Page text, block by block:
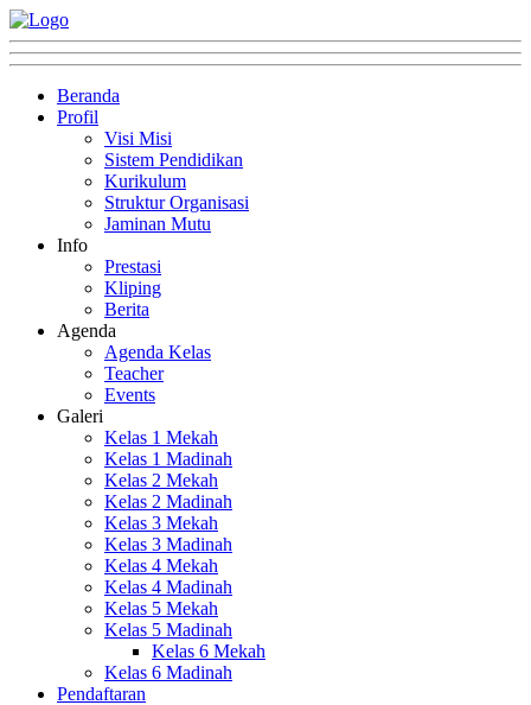
Beranda
Profil
Visi Misi
Sistem Pendidikan
Kurikulum
Struktur Organisasi
Jaminan Mutu
Info
Prestasi
Kliping
Berita
Agenda
Agenda Kelas
Teacher
Events
Galeri
Kelas 1 Mekah
Kelas 1 Madinah
Kelas 2 Mekah
Kelas 2 Madinah
Kelas 3 Mekah
Kelas 3 Madinah
Kelas 4 Mekah
Kelas 4 Madinah
Kelas 5 Mekah
Kelas 5 Madinah
Kelas 6 Mekah
Kelas 6 Madinah
Pendaftaran